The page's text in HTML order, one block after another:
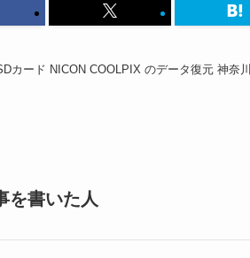
カード NICON COOLPIX のデータ復元 神奈
を書いた人